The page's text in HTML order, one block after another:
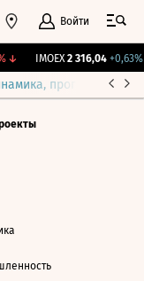
Войти
↓ IMOEX 2 316,04 +0,63%
прогнозы